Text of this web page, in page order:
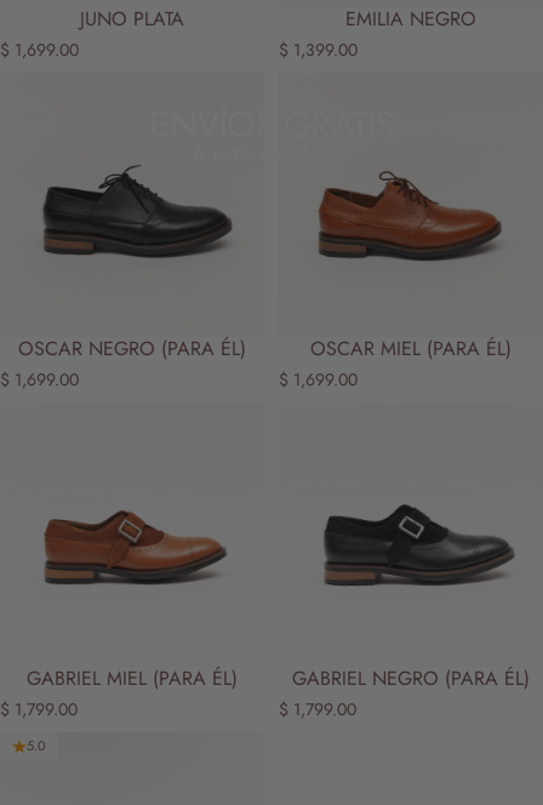
JUNO PLATA
$ 1,699.00
EMILIA NEGRO
$ 1,399.00
OSCAR NEGRO (PARA ÉL)
$ 1,699.00
OSCAR MIEL (PARA ÉL)
$ 1,699.00
GABRIEL MIEL (PARA ÉL)
$ 1,799.00
GABRIEL NEGRO (PARA ÉL)
$ 1,799.00
5.0